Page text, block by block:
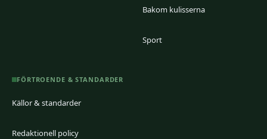
Bakom kulisserna
Sport
FÖRTROENDE & STANDARDER
Källor & standarder
Redaktionell policy